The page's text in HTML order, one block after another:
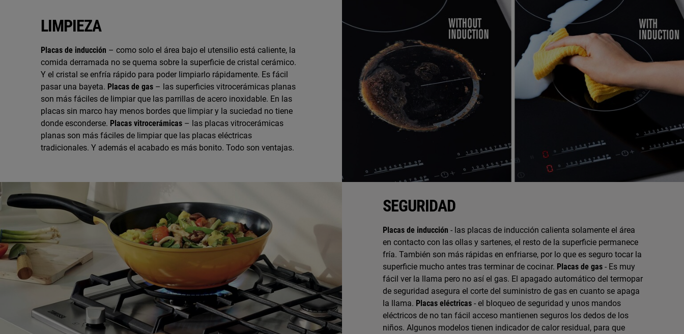
LIMPIEZA
Placas de inducción – como solo el área bajo el utensilio está caliente, la
comida derramada no se quema sobre la superficie de cristal cerámico.
Y el cristal se enfría rápido para poder limpiarlo rápidamente. Es fácil
pasar una bayeta. Placas de gas – las superficies vitrocerámicas planas
son más fáciles de limpiar que las parrillas de acero inoxidable. En las
placas sin marco hay menos bordes que limpiar y la suciedad no tiene
donde esconderse. Placas vitrocerámicas – las placas vitrocerámicas
planas son más fáciles de limpiar que las placas eléctricas
tradicionales. Y además el acabado es más bonito. Todo son ventajas.
SEGURIDAD
Placas de inducción - las placas de inducción calienta solamente el área
en contacto con las ollas y sartenes, el resto de la superficie permanece
fría. También son más rápidas en enfriarse, por lo que es seguro tocar la
superficie mucho antes tras terminar de cocinar. Placas de gas - Es muy
fácil ver la llama pero no así el gas. El apagado automático del termopar
de seguridad asegura el corte del suministro de gas en cuanto se apaga
la llama. Placas eléctricas - el bloqueo de seguridad y unos mandos
eléctricos de no tan fácil acceso mantienen seguros los dedos de los
niños. Algunos modelos tienen indicador de calor residual, para que